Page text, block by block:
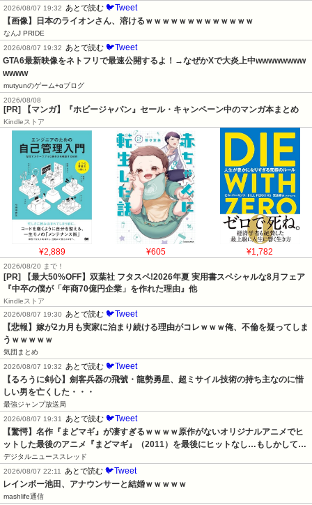
2026/08/07 19:32 あとで読む 🐦Tweet
【画像】日本のライオンさん、溶けるｗｗｗｗｗｗｗｗｗｗｗｗｗ
なんJ PRIDE
2026/08/07 19:32
あとで読む 🐦Tweet
GTA6最新映像をネトフリで最速公開するよ！→なぜかXで大炎上中wwwwwwww
wwww
mutyunのゲーム+αブログ
2026/08/08
[PR] 【マンガ】『ホビージャパン』セール・キャンペーン中のマンガ本まとめ
Kindleストア
¥2,889 ¥605 ¥1,782
2026/08/20 まで！
[PR]
【最大50%OFF】双葉社 フタスペ!2026年夏 実用書スペシャルな8月フェア
『中卒の僕が「年商70億円企業」を作れた理由』他
Kindleストア
2026/08/07 19:30
あとで読む 🐦Tweet
【悲報】嫁が2カ月も実家に泊まり続ける理由がコレｗｗｗ俺、不倫を疑ってしま
うｗｗｗｗｗ
気団まとめ
2026/08/07 19:32
あとで読む 🐦Tweet
【るろうに剣心】劍客兵器の飛號・龍勢勇星、超ミサイル技術の持ち主なのに惜
しい男を亡くした・・・
最強ジャンプ放送局
2026/08/07 19:31
あとで読む 🐦Tweet
【驚愕】名作『まどマギ』が凄すぎるｗｗｗｗ原作がないオリジナルアニメでヒ
ットした最後のアニメ『まどマギ』（2011）を最後にヒットなし…もしかして…
デジタルニューススレッド
2026/08/07 22:11
あとで読む 🐦Tweet
レインボー池田、アナウンサーと結婚ｗｗｗｗｗ
mashlife通信